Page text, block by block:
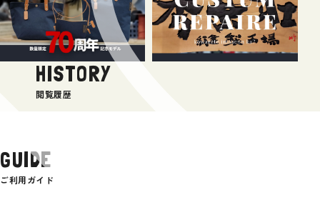
HISTORY
閲覧履歴
GUIDE
ご利用ガイド